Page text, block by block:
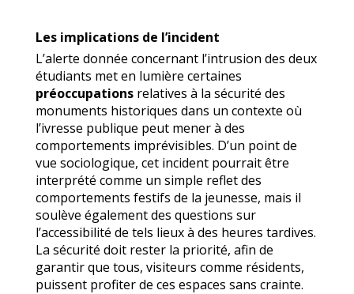
Les implications de l’incident
L’alerte donnée concernant l’intrusion des deux
étudiants met en lumière certaines
préoccupationsrelatives à la sécurité des
monuments historiques dans un contexte où
l’ivresse publique peut mener à des
comportements imprévisibles. D’un point de
vue sociologique, cet incident pourrait être
interprété comme un simple reflet des
comportements festifs de la jeunesse, mais il
soulève également des questions sur
l’accessibilité de tels lieux à des heures tardives.
La sécurité doit rester la priorité, afin de
garantir que tous, visiteurs comme résidents,
puissent profiter de ces espaces sans crainte.